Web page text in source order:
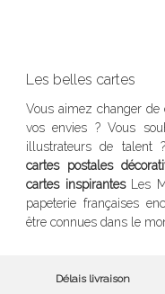
Les belles cartes
Vous aimez changer
vos envies ? Vous
illustrateurs de talent
cartes postales
cartes inspirantesLes
papeterie françaises
être connues dans le
Délais livraison